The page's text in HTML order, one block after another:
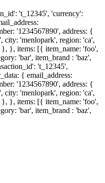
't_12345', 'currency':
'1234567890', address: {
city: 'menlopark', region: 'ca',
}, }, items: [{ item_name: 'foo',
'bar', item_brand : 'baz',
't_12345',
{ email_address:
'1234567890', address: {
city: 'menlopark', region: 'ca',
}, }, items: [{ item_name: 'foo',
'bar', item_brand : 'baz',